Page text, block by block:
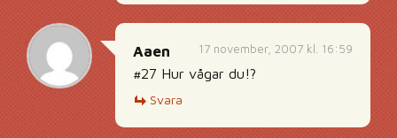
17 november, 2007 kl. 16:59
Aaen
#27 Hur vågar du!?
Svara